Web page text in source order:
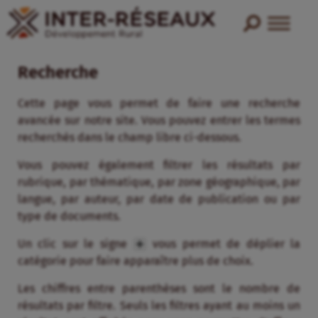
Recherche
Cette page vous permet de faire une recherche
avancée sur notre site. Vous pouvez entrer les termes
recherchés dans le champ libre ci-dessous.
Vous pouvez également filtrer les résultats par
rubrique, par thématique, par zone géographique, par
langue, par auteur, par date de publication ou par
type de documents.
Un clic sur le signe
vous permet de déplier la
catégorie pour faire apparaître plus de choix.
Les chiffres entre parenthèses sont le nombre de
résultats par filtre. Seuls les filtres ayant au moins un